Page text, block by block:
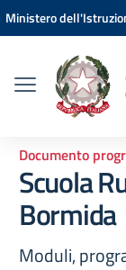
Vai ai contenuti
Vai al menu di
Vai al footer
Ministero
Documento
Scuola
Bormida
Moduli,